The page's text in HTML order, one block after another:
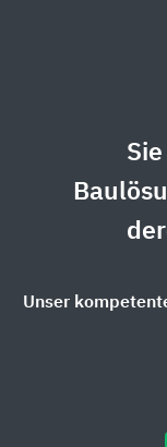
Unser